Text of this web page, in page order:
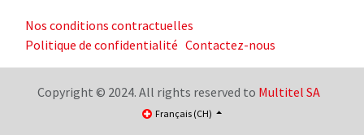
Nos conditions contractuelles
Politique de confidentialité Contactez-nous
Copyright © 2024. All rights reserved to Multitel SA
Français (CH)